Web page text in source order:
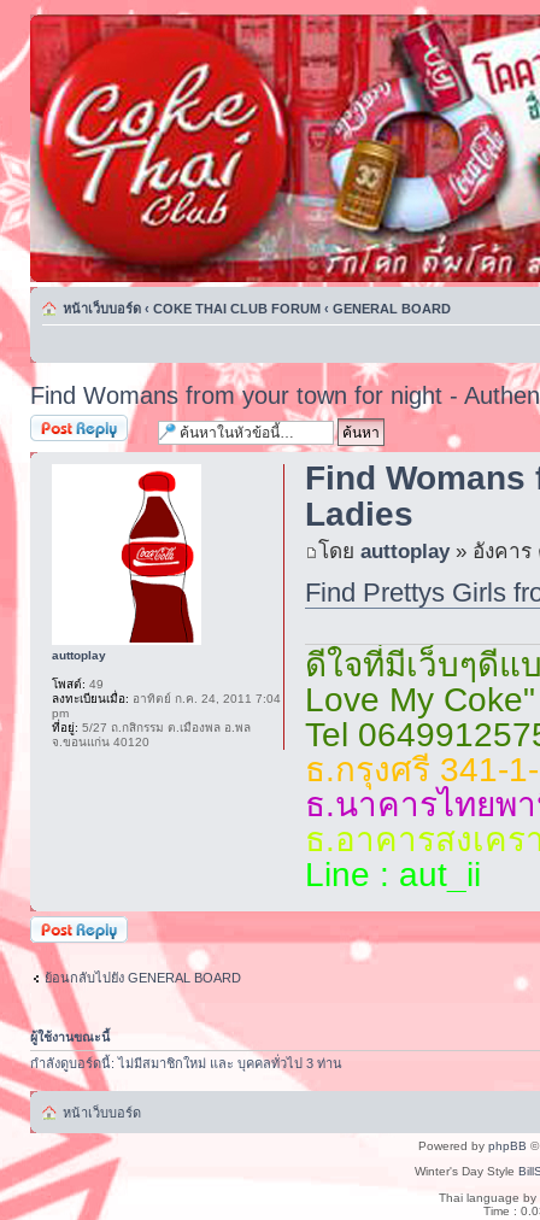
หน้าเว็บบอร์ด ‹ COKE THAI CLUB FORUM ‹ GENERAL BOARD
Find Womans from your town for night -
ตอบกระทู้
Find
Ladies
โดยauttoplay» อังคาร
Find Prettys Girls
ดีใจที่มีเว็บๆดีแ
Love My Coke"
Tel
ธ.กรุงศรี 341-
ธ.นาคารไทยพ
ธ.อาคารสงเคร
Line : aut_ii
auttoplay
โพสต์: 49
ลงทะเบียนเมื่อ: อาทิตย์ ก.ค. 24, 2011 7:04
pm
ที่อยู่: 5/27 ถ.กสิกรรม ต.เมืองพล อ.พล
จ.ขอนแก่น 40120
ตอบกระทู้
ย้อนกลับไปยัง GENERAL BOARD
ผู้ใช้งานขณะนี้
กำลังดูบอร์ดนี้: ไม่มีสมาชิกใหม่ และ บุคคลทั่วไป 3 ท่าน
หน้าเว็บบอร์ด
Powered by phpBB ©
Winter's Day Style
Thai language by
Time :